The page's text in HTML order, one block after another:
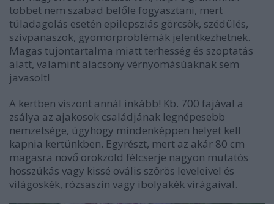
többet nem szabad belőle fogyasztani, mert
túladagolás esetén epilepsziás görcsök, szédülés,
szívpanaszok, gyomorproblémák jelentkezhetnek.
Magas tujontartalma miatt terhesség és szoptatás
alatt, valamint alacsony vérnyomásúaknak sem
javasolt!
A kertben viszont annál inkább! Kb. 700 fajával a
zsálya az ajakosok családjának legnépesebb
nemzetsége, úgyhogy mindenképpen helyet kell
kapnia kertünkben. Egyrészt, mert az akár 80 cm
magasra növő örökzöld félcserje nagyon mutatós
hosszúkás vagy kissé ovális szőrös leveleivel és
világoskék, rózsaszín vagy ibolyakék virágaival.